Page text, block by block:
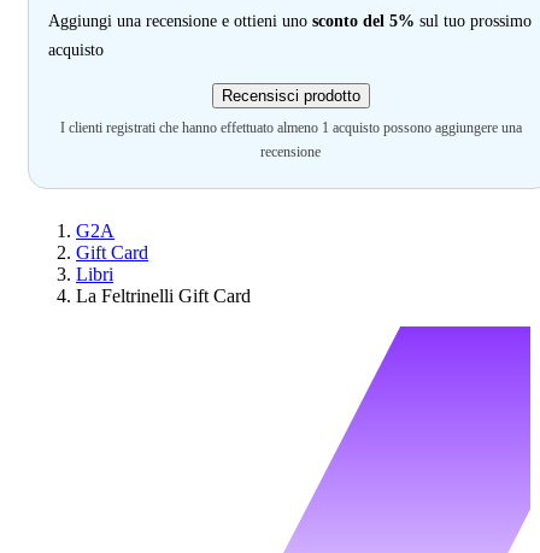
Aggiungi una recensione e ottieni uno sconto del 5% sul tuo prossimo
acquisto
Recensisci prodotto
I clienti registrati che hanno effettuato almeno 1 acquisto possono aggiungere una
recensione
G2A
Gift Card
Libri
La Feltrinelli Gift Card